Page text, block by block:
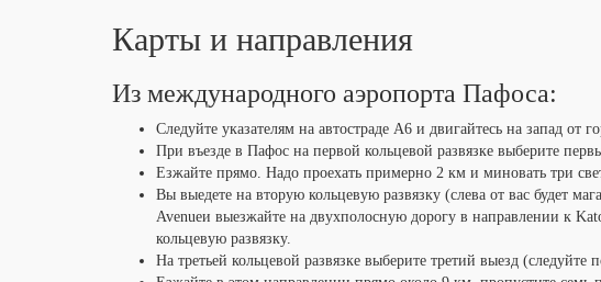
Карты и направления
Из международного аэропорта Пафоса:
Следуйте указателям на автостраде A6 и двигайтесь на запад от
При въезде в Пафос на первой кольцевой развязке выберите
Езжайте прямо. Надо проехать примерно 2 км и миновать три
Вы выедете на вторую кольцевую развязку (слева от вас будет
Avenueи выезжайте на двухполосную дорогу в направлении к
кольцевую развязку.
На третьей кольцевой развязке выберите третий выезд